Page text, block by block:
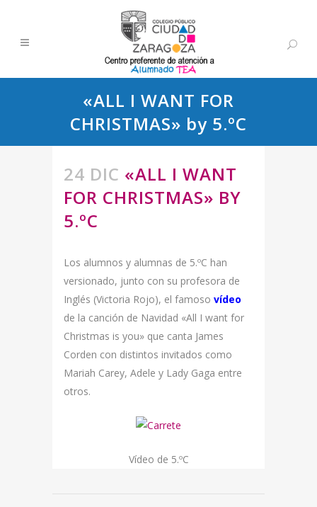
«ALL I WANT FOR
CHRISTMAS» by 5.ºC
24 DIC «ALL I WANT
FOR CHRISTMAS» BY
5.ºC
Los alumnos y alumnas de 5.ºC han
versionado, junto con su profesora de
Inglés (Victoria Rojo), el famoso vídeo
de la canción de Navidad «All I want for
Christmas is you» que canta James
Corden con distintos invitados como
Mariah Carey, Adele y Lady Gaga entre
otros.
Vídeo de 5.ºC